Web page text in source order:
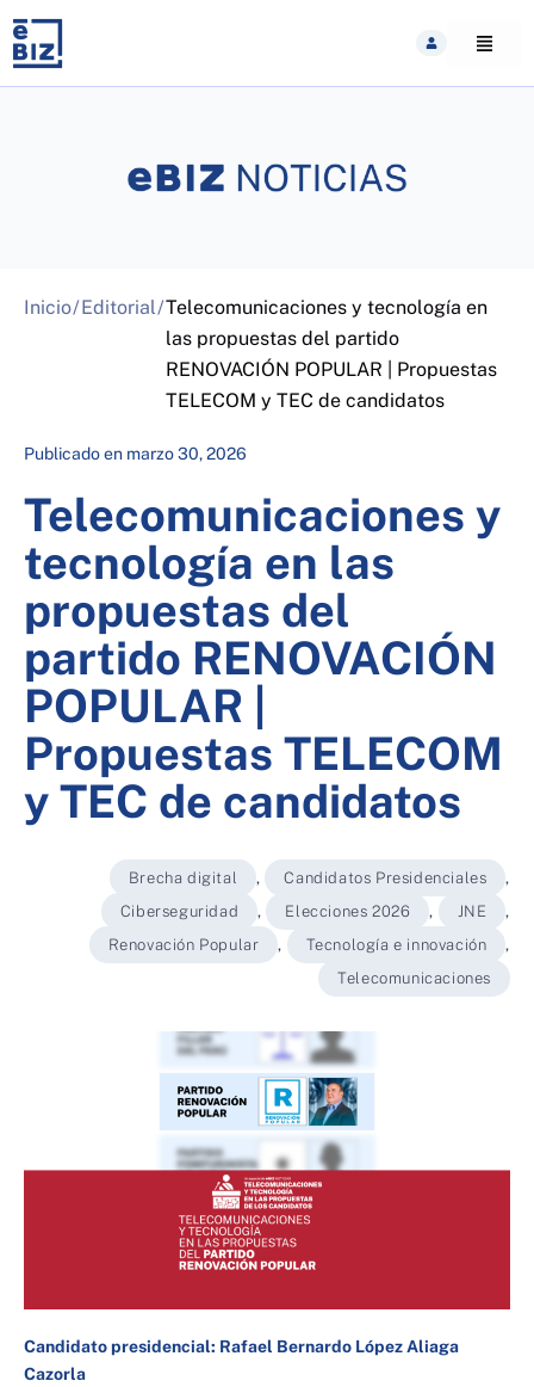
content
Inicio/Editorial/Telecomunicaciones y tecnología en
las propuestas del partido
RENOVACIÓN POPULAR | Propuestas
TELECOM y TEC de candidatos
Publicado en marzo 30, 2026
Telecomunicaciones y
tecnología en las
propuestas del
partido RENOVACIÓN
POPULAR |
Propuestas TELECOM
y TEC de candidatos
Brecha digital , Candidatos Presidenciales
,
Ciberseguridad
, Elecciones 2026 , JNE
,
Renovación Popular
, Tecnología e innovación
,
Telecomunicaciones
Candidato presidencial: Rafael Bernardo López Aliaga
Cazorla